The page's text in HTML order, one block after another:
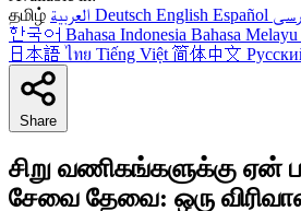
தமிழ்
Deutsch English Español
한국어 Bahasa Indonesia Bahasa Melayu
日本語 ไทย Tiếng Việt 简体中文
Share
சிறு வணிகங்களுக்கு ஏன்
சேவை தேவை: ஒரு